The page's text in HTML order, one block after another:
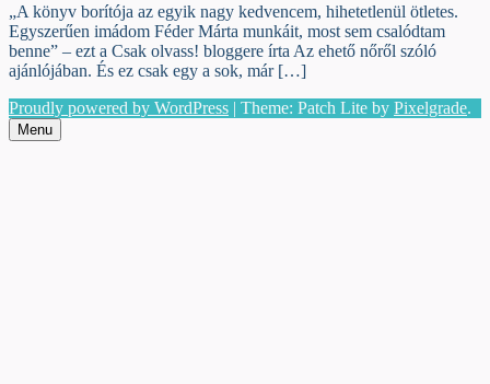
„A könyv borítója az egyik nagy kedvencem, hihetetlenül ötletes.
Egyszerűen imádom Féder Márta munkáit, most sem csalódtam
benne” – ezt a Csak olvass! bloggere írta Az ehető nőről szóló
ajánlójában. És ez csak egy a sok, már […]
Proudly powered by WordPress | Theme: Patch Lite by Pixelgrade.
Menu